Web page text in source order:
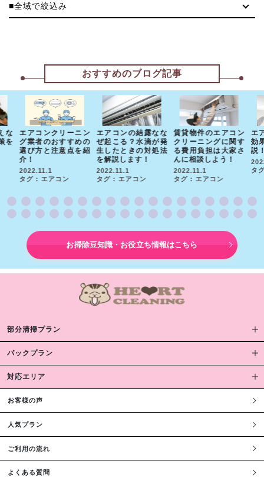
■全域で絞込み
おすすめのブログ記事
な
を
エアコンクリーニン
グ業者のおすすめの
選び方と注意点を紹
介！
2022.11.1
タグ : エアコン
エアコンの結露なな
ぜ起こる？水滴が発
生したときの対処法
を解説します！
2022.11.1
タグ : エアコン
賃貸物件のエアコン
クリーニングに関す
る費用負担は大家さ
んに相談しよう！
2022.11.1
タグ : エアコン
エ
効
説
タ
お掃除豆知識・お役立ち情報はこちら
部分清掃プラン
パックプラン
対応エリア
お客様の声
人気プラン
ご利用の流れ
よくある質問